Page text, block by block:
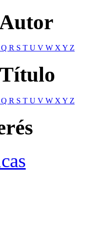
Q R S T U V W XY Z
Q R S T U V W X Y Z